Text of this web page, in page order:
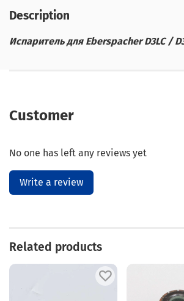
Description
Испаритель для Eberspacher D3LC /
Customer
No one has left any reviews yet
Write a review
Related products